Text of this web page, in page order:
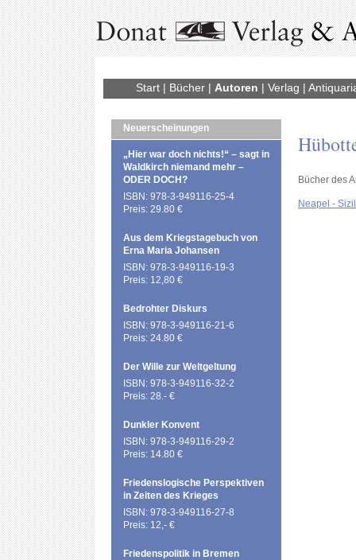
Start| Bücher| Autoren | Verlag |
Neuerscheinungen
„Hier war doch nichts!“ – sagt in
Waldkirch niemand mehr –
ODER DOCH?
ISBN: 978-3-949116-25-4
Preis: 29.80 €
Aus dem Kriegstagebuch von
Erna Maria Johansen
ISBN: 978-3-949116-19-3
Preis: 12,80 €
Bedrohter Diskurs
ISBN: 978-3-949116-21-6
Preis: 24.80 €
Der Wille zur Weltgeltung
ISBN: 978-3-949116-32-2
Preis: 28.- €
Dunkler Konvent
ISBN: 978-3-949116-29-2
Preis: 14.80 €
Friedenslogische Perspektiven
in Zeiten des Krieges
ISBN: 978-3-949116-27-8
Preis: 12,- €
Friedenspolitik in Bremen
Bücher des
Neapel -